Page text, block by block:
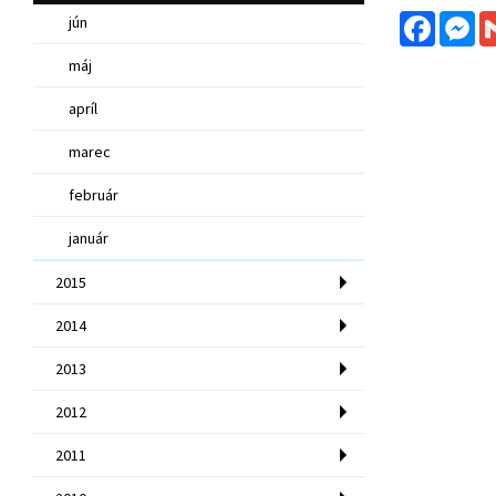
jún
máj
apríl
marec
február
január
2015
2014
2013
2012
2011